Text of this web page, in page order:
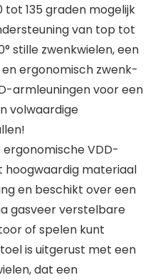
135 graden mogelijk
van top tot
stille zwenkwielen, een
ergonomisch zwenk-
armleuningen voor een
volwaardige
VDD-
hoogwaardig materiaal
en beschikt over een
gasveer verstelbare
of spelen kunt
is uitgerust met een
dat een